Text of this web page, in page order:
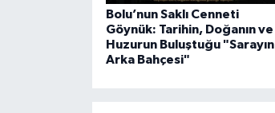
Bolu’nun Saklı Cenneti
Göynük: Tarihin, Doğanın ve
Huzurun Buluştuğu "Sarayın
Arka Bahçesi"